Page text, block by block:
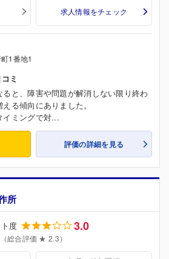
求人情報をチェック
1番地1
ミ
と、障害や問題が解消しない限り終わ
る傾向にありました。
イミングで対...
評価の詳細を見る
所
度 3.0
（総合評価 ★ 2.3）